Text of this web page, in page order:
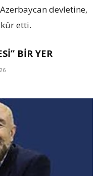
devletine,
etti.
BİR YER